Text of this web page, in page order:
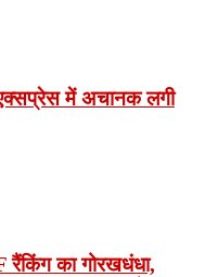
एक्सप्रेस में अचानक लगी
का गोरखधंधा,